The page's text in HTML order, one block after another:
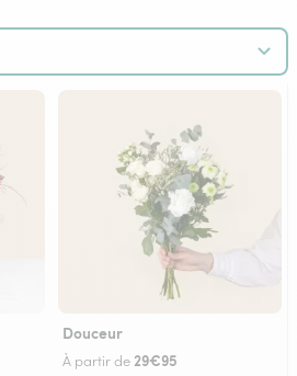
Douceur
À partir de 29€95